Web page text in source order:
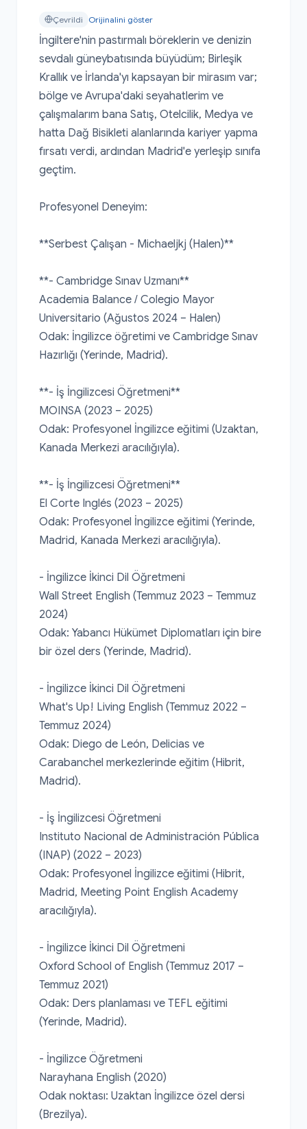
Çevrildi Orijinalini göster
İngiltere'nin pastırmalı böreklerin ve denizin
sevdalı güneybatısında büyüdüm; Birleşik
Krallık ve İrlanda'yı kapsayan bir mirasım var;
bölge ve Avrupa'daki seyahatlerim ve
çalışmalarım bana Satış, Otelcilik, Medya ve
hatta Dağ Bisikleti alanlarında kariyer yapma
fırsatı verdi, ardından Madrid'e yerleşip sınıfa
geçtim.
Profesyonel Deneyim:
**Serbest Çalışan - Michaeljkj (Halen)**
**- Cambridge Sınav Uzmanı**
Academia Balance / Colegio Mayor
Universitario (Ağustos 2024 – Halen)
Odak: İngilizce öğretimi ve Cambridge Sınav
Hazırlığı (Yerinde, Madrid).
**- İş İngilizcesi Öğretmeni**
MOINSA (2023 – 2025)
Odak: Profesyonel İngilizce eğitimi (Uzaktan,
Kanada Merkezi aracılığıyla).
**- İş İngilizcesi Öğretmeni**
El Corte Inglés (2023 – 2025)
Odak: Profesyonel İngilizce eğitimi (Yerinde,
Madrid, Kanada Merkezi aracılığıyla).
- İngilizce İkinci Dil Öğretmeni
Wall Street English (Temmuz 2023 – Temmuz
2024)
Odak: Yabancı Hükümet Diplomatları için bire
bir özel ders (Yerinde, Madrid).
- İngilizce İkinci Dil Öğretmeni
What's Up! Living English (Temmuz 2022 –
Temmuz 2024)
Odak: Diego de León, Delicias ve
Carabanchel merkezlerinde eğitim (Hibrit,
Madrid).
- İş İngilizcesi Öğretmeni
Instituto Nacional de Administración Pública
(INAP) (2022 – 2023)
Odak: Profesyonel İngilizce eğitimi (Hibrit,
Madrid, Meeting Point English Academy
aracılığıyla).
- İngilizce İkinci Dil Öğretmeni
Oxford School of English (Temmuz 2017 –
Temmuz 2021)
Odak: Ders planlaması ve TEFL eğitimi
(Yerinde, Madrid).
- İngilizce Öğretmeni
Narayhana English (2020)
Odak noktası: Uzaktan İngilizce özel dersi
(Brezilya).